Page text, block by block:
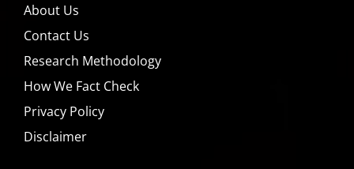
About Us
Contact Us
Research Methodology
How We Fact Check
Privacy Policy
Disclaimer